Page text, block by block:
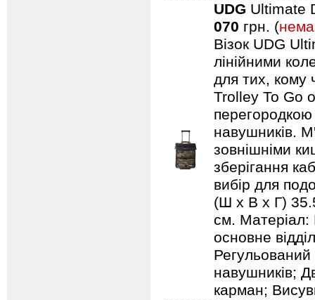
UDG Ultimate
070 грн. (
Візок UDG
лінійними
для тих, кому
Trolley To Go
перегородкою
навушників.
зовнішніми
зберігання
вибір для
(Ш х В х Г)
см. Матеріал:
основне
Регульований
навушників;
карман;